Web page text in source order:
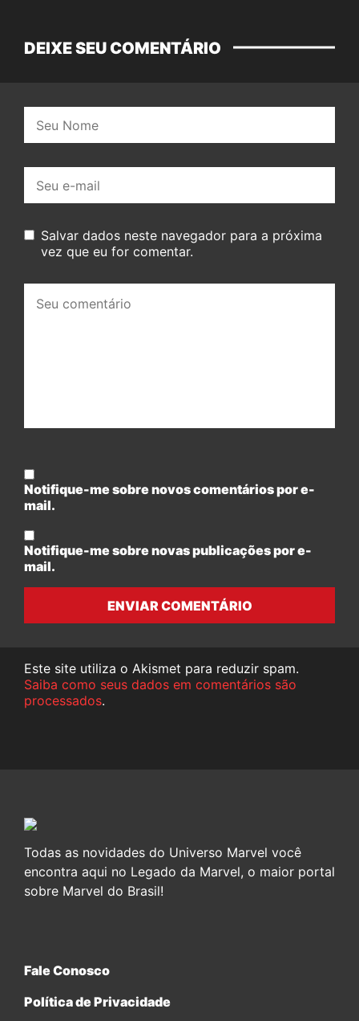
DEIXE SEU COMENTÁRIO
mail:
Salvar dados neste navegador para a próxima
vez que eu for comentar.
comentário:
Notifique-me sobre novos comentários por e-
mail.
Notifique-me sobre novas publicações por e-
mail.
ENVIAR COMENTÁRIO
Este site utiliza o Akismet para reduzir spam.
Saiba como seus dados em comentários são
processados.
Todas as novidades do Universo Marvel você
encontra aqui no Legado da Marvel, o maior portal
sobre Marvel do Brasil!
Fale Conosco
Política de Privacidade